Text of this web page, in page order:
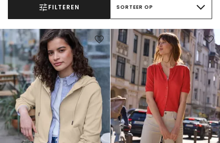
FILTEREN SORTEER OP